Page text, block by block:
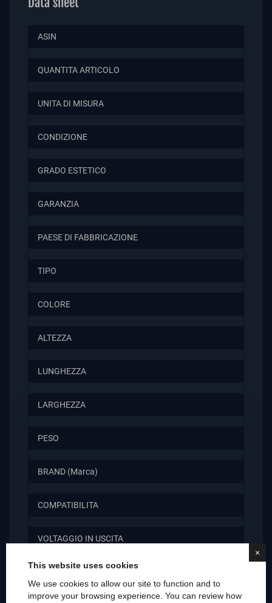
×
This website uses cookies
We use cookies to allow our site to function and to
improve your browsing experience. You can review how
ASIN
QUANTITA ARTICOLO
UNITA DI MISURA
CONDIZIONE
GRADO ESTETICO
GARANZIA
PAESE DI FABBRICAZIONE
TIPO
COLORE
ALTEZZA
LUNGHEZZA
LARGHEZZA
PESO
BRAND (Marca)
COMPATIBILITA
VOLTAGGIO IN USCITA